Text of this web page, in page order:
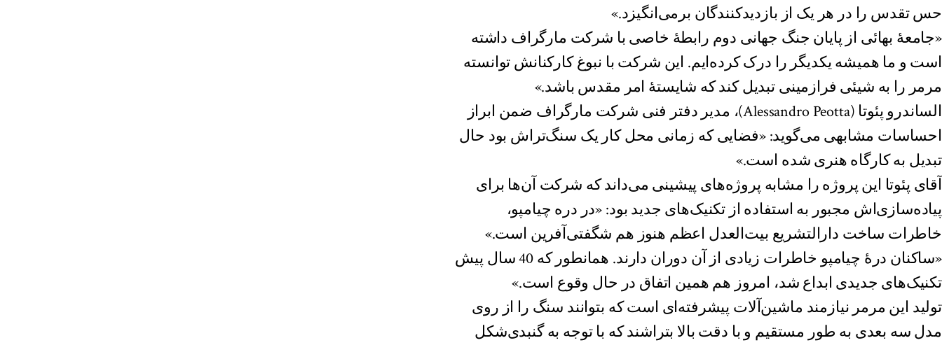
حس تقدس را در هر یک از بازدیدکنندگان برمی‌انگیزد.»
«جامعهٔ بهائی از پایان جنگ جهانی دوم رابطهٔ خاصی با شرکت مارگراف داشته
است و ما همیشه یکدیگر را درک کرده‌ایم. این شرکت با نبوغ کارکنانش توانسته‌
مرمر را به شیئی فرازمینی تبدیل کند که شایستهٔ امر مقدس باشد.»
الساندرو پئوتا (Alessandro Peotta)، مدیر دفتر فنی شرکت مارگراف ضمن ابراز
احساسات مشابهی می‌گوید: «فضایی که زمانی محل کار یک سنگ‌تراش بود حال
تبدیل به کارگاه هنری شده ‌است.»
آقای پئوتا این پروژه را مشابه پروژه‌های پیشینی می‌داند که شرکت آن‌ها برای
پیاده‌سازی‌اش مجبور به استفاده از تکنیک‌های جدید بود: «در دره چیامپو،
خاطرات ساخت دارالتشریع بیت‌العدل اعظم هنوز هم شگفتی‌آفرین است.»
«ساکنان درهٔ چیامپو خاطرات زیادی از آن دوران دارند. همانطور که 40 سال پیش
تکنیک‌های جدیدی ابداع شد، امروز هم همین اتفاق در حال وقوع است.»
تولید این مرمر نیازمند ماشین‌آلات پیشرفته‌ای است که بتوانند سنگ را از روی
مدل سه بعدی به طور مستقیم و با دقت بالا بتراشند که با توجه به گنبدی‌شکل